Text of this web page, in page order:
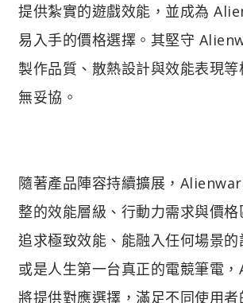
提供紮實的遊戲效能，並成為
易入手的價格選擇。其堅守
製作品質、散熱設計與效能表現
無妥協。
隨著產品陣容持續擴展，
整的效能層級、行動力需求與價
追求極致效能、能融入任何場景的
或是人生第一台真正的電競筆電
將提供對應選擇，滿足不同使用者